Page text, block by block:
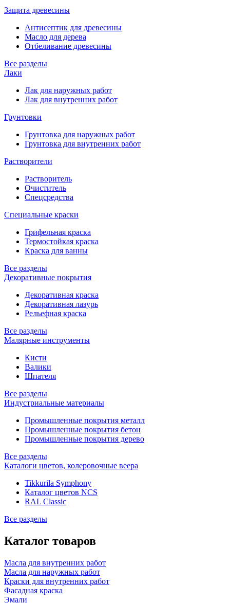
Защита древесины
Антисептик для древесины
Масло для дерева
Отбеливание древесины
Все разделы
Лаки
Лак для наружных работ
Лак для внутренних работ
Грунтовки
Грунтовка для наружных работ
Грунтовка для внутренних работ
Растворители
Растворитель
Очиститель
Спецсредства
Специальные краски
Грифельная краска
Термостойкая краска
Краска для ванны
Все разделы
Декоративные покрытия
Декоративная краска
Декоративная лазурь
Рельефная краска
Все разделы
Малярные инструменты
Кисти
Валики
Шпателя
Все разделы
Индустриальные материалы
Промышленные покрытия металл
Промышленные покрытия бетон
Промышленные покрытия дерево
Все разделы
Каталоги цветов, колеровочные веера
Tikkurila Symphony
Каталог цветов NCS
RAL Classic
Все разделы
Каталог товаров
Масла для внутренних работ
Масла для наружных работ
Краски для внутренних работ
Фасадная краска
Эмали